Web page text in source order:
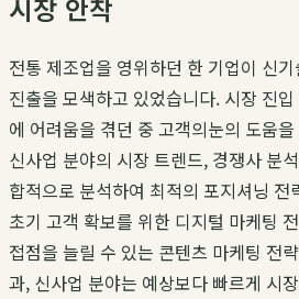
시장 안착
전통 제조업을 영위하던 한 기업이 신
진출을 모색하고 있었습니다. 시장 진
에 어려움을 겪던 중 고객의눈의 도움
신사업 분야의 시장 트렌드, 경쟁사 분
합적으로 분석하여 최적의 포지셔닝
초기 고객 확보를 위한 디지털 마케팅
접점을 늘릴 수 있는 콘텐츠 마케팅 전
과, 신사업 분야는 예상보다 빠르게 시